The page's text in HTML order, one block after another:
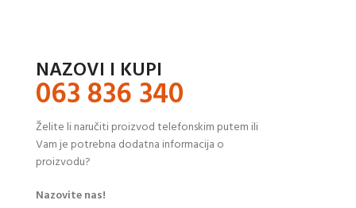
NAZOVI I KUPI
063 836 340
Želite li naručiti proizvod telefonskim putem ili
Vam je potrebna dodatna informacija o
proizvodu?
Nazovite nas!